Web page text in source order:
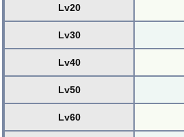
Lv20
Lv30
Lv40
Lv50
Lv60